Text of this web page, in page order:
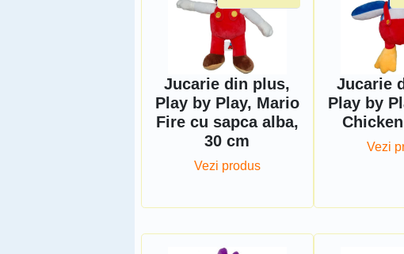
Jucarie din plus,
Play by Play, Mario
Fire cu sapca alba,
30 cm
Vezi produs
Jucarie
Play by
Vezi